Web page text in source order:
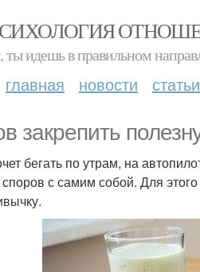
ты идешь в правильном
главная новости статьи
закрепить
бегать по утрам, на
с самим собой. Для